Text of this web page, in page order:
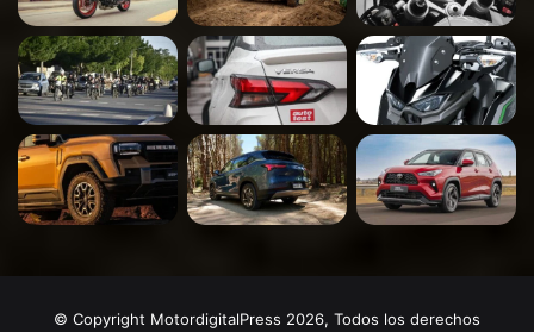
© Copyright MotordigitalPress 2026, Todos los derechos